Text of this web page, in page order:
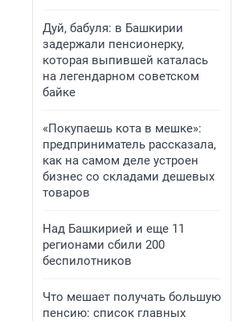
Дуй, бабуля: в Башкирии
задержали пенсионерку,
которая выпившей каталась
на легендарном советском
байке
«Покупаешь кота в мешке»:
предприниматель рассказала,
как на самом деле устроен
бизнес со складами дешевых
товаров
Над Башкирией и еще 11
регионами сбили 200
беспилотников
Что мешает получать большую
пенсию: список главных